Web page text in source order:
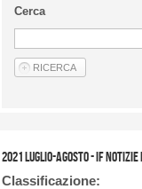
Cerca
2021 LUGLIO-AGOSTO - IF
Classificazione: